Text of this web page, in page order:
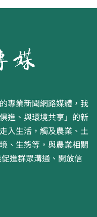
專業新聞網路媒體，我
進、與環境共享」的新
入生活，觸及農業、土
、生態等，與農業相關
進群眾溝通、開放信